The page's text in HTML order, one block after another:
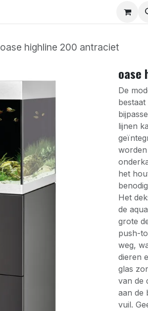
oase highline 200 antraciet
oase
De
lijnen
het
Het
de
grote
push-
weg,
dieren
glas
van de
aan de
vuil.